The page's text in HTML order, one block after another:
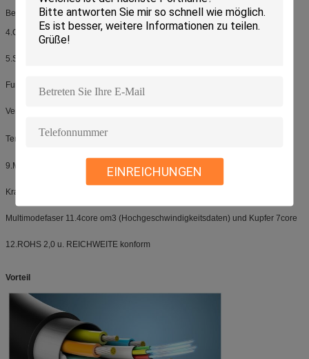
EINREICHUNGEN
Beschlüsse des Computers 3.Supports bis zu 4K@60HZ @4: 4: 4
4.Compatible mit Standard HDMI 2,0 &1.4v
5.Support HDCP 2.2@ARC
Funktion 6.Self-detecting zu EDID-Information
Verlust 7.No des Signals
Temperatur 8.Operating: -40 ℃ zu ℃ 70
9.Minimum Biegungsradius 20mm
Kraft der Spannung 10.Max: 100N
Multimodefaser 11.4core om3 (Hochgeschwindigkeitsdaten) und Kupfer 7core
12.ROHS 2,0 u. REICHWEITE konform
Vorteil